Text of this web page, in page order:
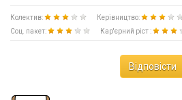
Колектив: Керівництво:
Соц. пакет:
Кар'єрний ріст :
Відповісти